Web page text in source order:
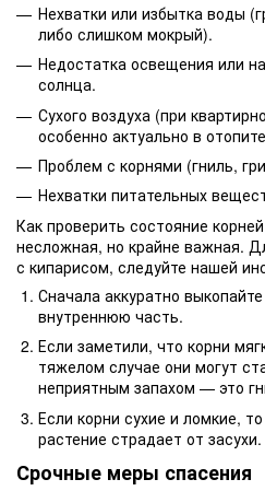
Нехватки или избытка воды
либо слишком мокрый).
Недостатка освещения или
солнца.
Сухого воздуха (при
особенно актуально в
Проблем с корнями (гниль,
Нехватки питательных
Как проверить состояние
несложная, но крайне важная.
с кипарисом, следуйте нашей
Сначала аккуратно
внутреннюю часть.
Если заметили, что корни
тяжелом случае они могут
неприятным запахом — это
Если корни сухие и ломкие,
растение страдает от засухи.
Срочные меры спасения